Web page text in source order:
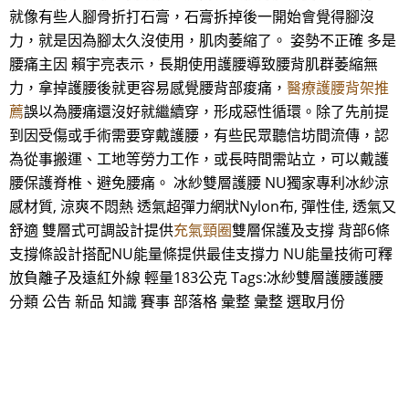
就像有些人腳骨折打石膏，石膏拆掉後一開始會覺得腳沒
力，就是因為腳太久沒使用，肌肉萎縮了。 姿勢不正確 多是
腰痛主因 賴宇亮表示，長期使用護腰導致腰背肌群萎縮無
力，拿掉護腰後就更容易感覺腰背部痠痛， 醫療護腰背架推
薦誤以為腰痛還沒好就繼續穿，形成惡性循環。除了先前提
到因受傷或手術需要穿戴護腰，有些民眾聽信坊間流傳，認
為從事搬運、工地等勞力工作，或長時間需站立，可以戴護
腰保護脊椎、避免腰痛。 冰紗雙層護腰 NU獨家專利冰紗涼
感材質, 涼爽不悶熱 透氣超彈力網狀Nylon布, 彈性佳, 透氣又
舒適 雙層式可調設計提供充氣頸圈雙層保護及支撐 背部6條
支撐條設計搭配NU能量條提供最佳支撐力 NU能量技術可釋
放負離子及遠紅外線 輕量183公克 Tags:冰紗雙層護腰護腰
分類 公告 新品 知識 賽事 部落格 彙整 彙整 選取月份